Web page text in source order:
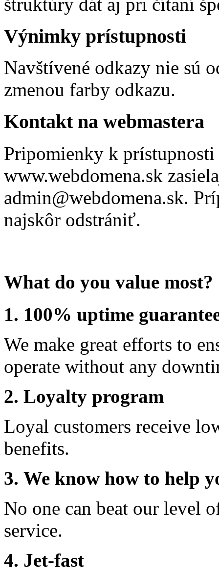
Výnimky prístupnosti
Navštívené odkazy nie sú
zmenou farby odkazu.
Kontakt na webmastera
Pripomienky k prístupnosti
www.webdomena.sk
admin@webdomena.sk.
najskôr odstrániť.
What do you value most?
1. 100% uptime
We make great efforts to
operate without any
2. Loyalty program
Loyal customers receive
benefits.
3. We know how to help
No one can beat our level
service.
4. Jet-fast